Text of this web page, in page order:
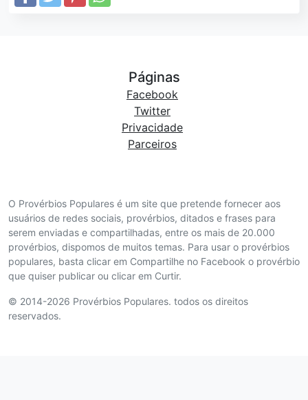
O Provérbios Populares é um site que pretende fornecer aos
usuários de redes sociais, provérbios, ditados e frases para
serem enviadas e compartilhadas, entre os mais de 20.000
provérbios, dispomos de muitos temas. Para usar o provérbios
populares, basta clicar em Compartilhe no Facebook o provérbio
que quiser publicar ou clicar em Curtir.
© 2014-2026 Provérbios Populares. todos os direitos
reservados.
Páginas
Facebook
Twitter
Privacidade
Parceiros